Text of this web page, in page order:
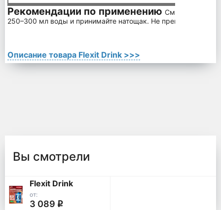
Рекомендации по применению Смешайте дозу
250–300 мл воды и принимайте натощак. Не превышайте
Описание товара Flexit Drink >>>
Вы смотрели
Flexit Drink
от:
3 089 q